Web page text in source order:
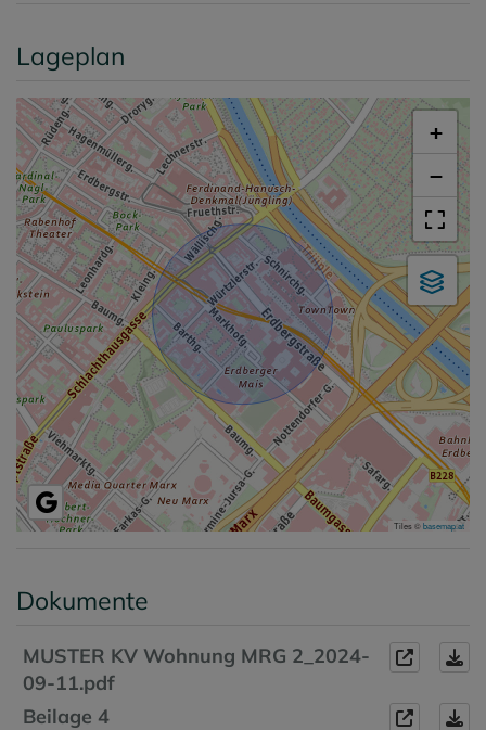
Lageplan
+
−
Tiles ©basemap.at
Dokumente
MUSTER KV Wohnung MRG 2_2024-
09-11.pdf
Beilage 4